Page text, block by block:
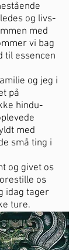
og livs-
med
vi bag
til essencen
og jeg i
på
hindu-
med
små ting i
og givet os
os
idag tager
ture.